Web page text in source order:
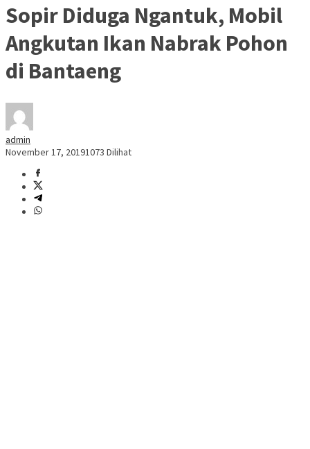
Sopir Diduga Ngantuk, Mobil
Angkutan Ikan Nabrak Pohon
di Bantaeng
admin
November 17, 20191073 Dilihat